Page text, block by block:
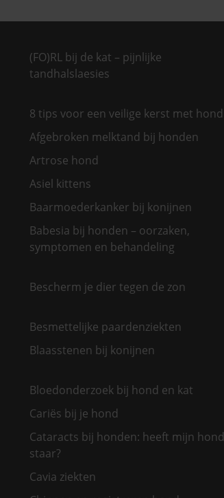
(FO)RL bij de kat – pijnlijke
tandhalslaesies
8 tips voor een veilige kerst met hond
Afgebroken melktand bij honden
Artrose hond
Asiel kittens
Baarmoederkanker bij konijnen
Babesia bij honden – oorzaken,
symptomen en behandeling
Bescherm je dier tegen de zon
Besmettelijke paardenziekten
Blaasstenen bij konijnen
Bloedonderzoek bij hond en kat
Cariës bij je hond
Cataracts bij honden: heeft mijn hond
staar?
Cavia ziekten